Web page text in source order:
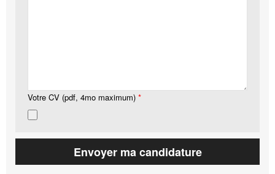
Votre CV (pdf, 4mo maximum) *